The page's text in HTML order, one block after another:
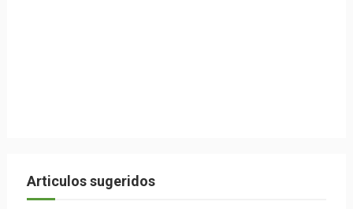
Articulos sugeridos